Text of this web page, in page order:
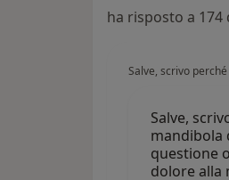
ha risposto a
Salve, scrivo
Salve,
mandibola
questione
dolore alla